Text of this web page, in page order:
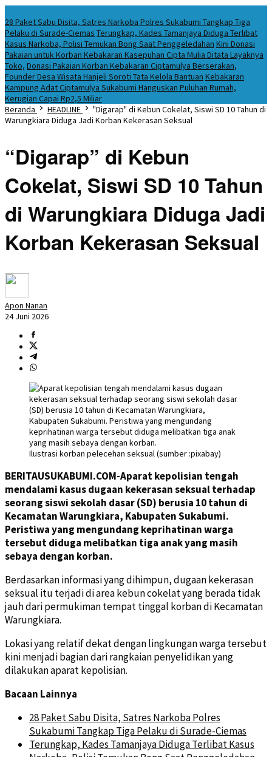
28 Paket Sabu Disita, Satres Narkoba Polres Sukabumi Tangkap Tiga
Pelaku di Surade-Ciemas Terungkap, Kades Tamanjaya Diduga Terlibat
Kasus Narkoba, Polisi Temukan Bong Saat Penggeledahan Kini Donasi
Pakaian untuk Korban Kebakaran Kasepuhan Cipta Mulia Ditata Layaknya
Toko, Donasi Pakaian Korban Kebakaran Ciptamulya Berserakan,
Founder Desa Wisata Hanjeli Soroti Tata Kelola Bantuan Kebakaran
Kampung Adat Ciptamulya Sukabumi Hanguskan Puluhan Rumah,
Kerugian Capai Rp2,5 Miliar
Beranda
HEADLINE
"Digarap" di Kebun Cokelat, Siswi SD 10 Tahun di
Warungkiara Diduga Jadi Korban Kekerasan Seksual
“Digarap” di Kebun
Cokelat, Siswi SD 10 Tahun
di Warungkiara Diduga Jadi
Korban Kekerasan Seksual
Apon Nanan
24 Juni 2026
Ilustrasi korban pelecehan seksual (sumber :pixabay)
BERITAUSUKABUMI.COM-Aparat kepolisian tengah
mendalami kasus dugaan kekerasan seksual terhadap
seorang siswi sekolah dasar (SD) berusia 10 tahun di
Kecamatan Warungkiara, Kabupaten Sukabumi.
Peristiwa yang mengundang keprihatinan warga
tersebut diduga melibatkan tiga anak yang masih
sebaya dengan korban.
Berdasarkan informasi yang dihimpun, dugaan kekerasan
seksual itu terjadi di area kebun cokelat yang berada tidak
jauh dari permukiman tempat tinggal korban di Kecamatan
Warungkiara.
Lokasi yang relatif dekat dengan lingkungan warga tersebut
kini menjadi bagian dari rangkaian penyelidikan yang
dilakukan aparat kepolisian.
Bacaan Lainnya
28 Paket Sabu Disita, Satres Narkoba Polres
Sukabumi Tangkap Tiga Pelaku di Surade-Ciemas
Terungkap, Kades Tamanjaya Diduga Terlibat Kasus